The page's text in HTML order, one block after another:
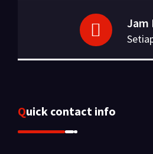
Jam
Quick contact info